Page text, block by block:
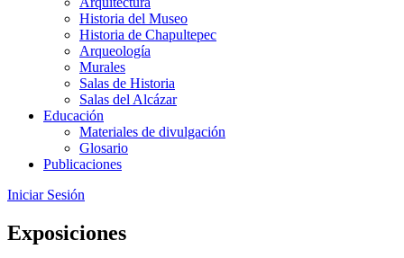
Historia del Museo
Historia de Chapultepec
Arqueología
Murales
Salas de Historia
Salas del Alcázar
Educación
Materiales de divulgación
Glosario
Publicaciones
Iniciar Sesión
Exposiciones